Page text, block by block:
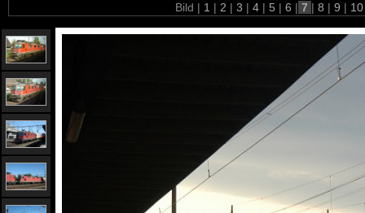
Bild | 1 | 2 | 3 | 4 | 5 | 6 | 7 | 8 | 9 |